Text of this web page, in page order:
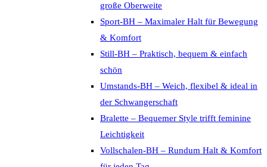
große Oberweite
Sport-BH – Maximaler Halt für Bewegung
& Komfort
Still-BH – Praktisch, bequem & einfach
schön
Umstands-BH – Weich, flexibel & ideal in
der Schwangerschaft
Bralette – Bequemer Style trifft feminine
Leichtigkeit
Vollschalen-BH – Rundum Halt & Komfort